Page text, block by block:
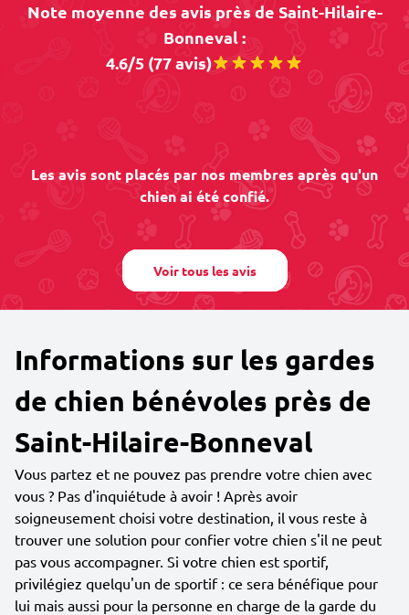
Note moyenne des avis près de Saint-Hilaire-
Bonneval :
4.6/5 (77 avis)
Les avis sont placés par nos membres après qu'un
chien ai été confié.
Voir tous les avis
Informations sur les gardes
de chien bénévoles près de
Saint-Hilaire-Bonneval
Vous partez et ne pouvez pas prendre votre chien avec
vous ? Pas d'inquiétude à avoir ! Après avoir
soigneusement choisi votre destination, il vous reste à
trouver une solution pour confier votre chien s'il ne peut
pas vous accompagner. Si votre chien est sportif,
privilégiez quelqu'un de sportif : ce sera bénéfique pour
lui mais aussi pour la personne en charge de la garde du